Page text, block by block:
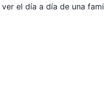
el día a día de una
Familia viviendo en
vivir en Florida, vivir en
española en Estados